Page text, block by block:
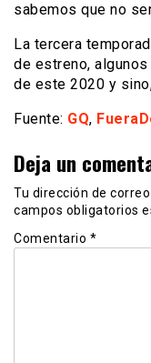
sabemos que no
La tercera
de estreno,
de este 2020 y
Fuente: GQ,
Deja un
Tu dirección de
campos obligatorios
Comentario *